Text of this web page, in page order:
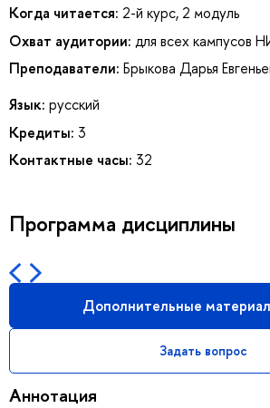
Когда читается: 2-й курс, 2 модуль
Охват аудитории: для всех кампусов
Преподаватели: Брыкова Дарья
Язык: русский
Кредиты: 3
Контактные часы: 32
Программа дисциплины
Дополнительные
Задать вопрос
Аннотация